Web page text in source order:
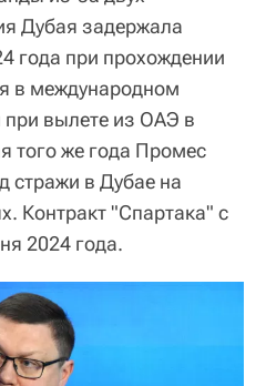
Дубая задержала
года при прохождении
в международном
вылете из ОАЭ в
того же года Промес
стражи в Дубае на
Контракт "Спартака" с
2024 года.